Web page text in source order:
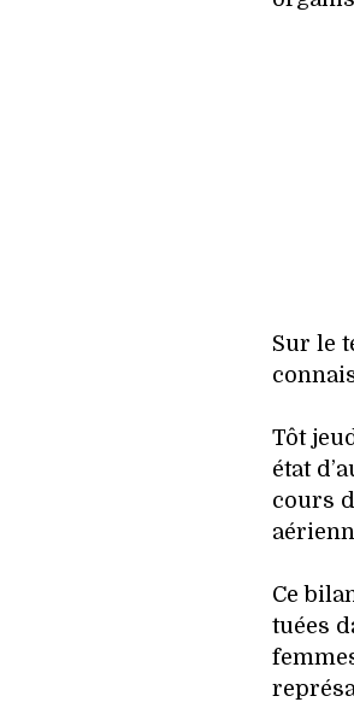
Sur le
Tôt
état
cours
Ce
tuées